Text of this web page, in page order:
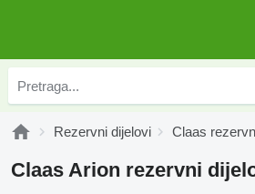
Rezervni dijelovi Claas
Claas Arion rezervni